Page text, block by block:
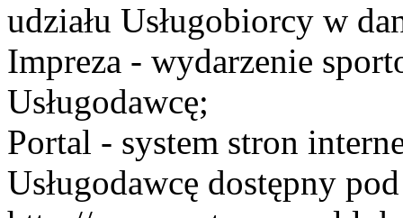
udziału Usługobiorcy w
Impreza - wydarzenie
Usługodawcę;
Portal - system stron
Usługodawcę dostępny